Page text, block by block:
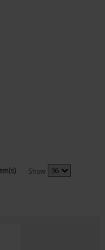
Show